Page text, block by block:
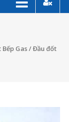
Gas/ Đầu đốt